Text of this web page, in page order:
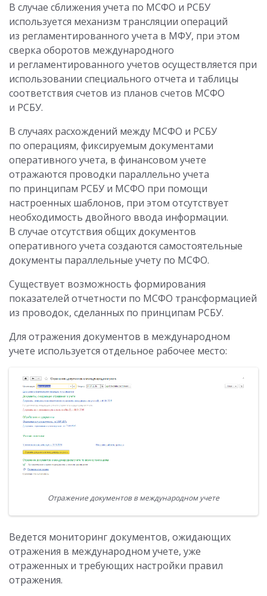
В случае сближения учета по МСФО и РСБУ
используется механизм трансляции операций
из регламентированного учета в МФУ, при этом
сверка оборотов международного
и регламентированного учетов осуществляется при
использовании специального отчета и таблицы
соответствия счетов из планов счетов МСФО
и РСБУ.
В случаях расхождений между МСФО и РСБУ
по операциям, фиксируемым документами
оперативного учета, в финансовом учете
отражаются проводки параллельно учета
по принципам РСБУ и МСФО при помощи
настроенных шаблонов, при этом отсутствует
необходимость двойного ввода информации.
В случае отсутствия общих документов
оперативного учета создаются самостоятельные
документы параллельные учету по МСФО.
Существует возможность формирования
показателей отчетности по МСФО трансформацией
из проводок, сделанных по принципам РСБУ.
Для отражения документов в международном
учете используется отдельное рабочее место:
Отражение документов в международном учете
Ведется мониторинг документов, ожидающих
отражения в международном учете, уже
отраженных и требующих настройки правил
отражения.